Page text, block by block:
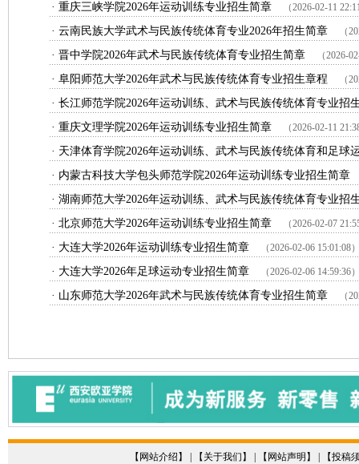
· 重庆三峡学院2026年运动训练专业招生简章 （2026-02-11
· 云南民族大学武术与民族传统体育专业2026年招生简章 （
· 晋中学院2026年武术与民族传统体育专业招生简章 （2026-
· 阜阳师范大学2026年武术与民族传统体育专业招生章程 （
· 长江师范学院2026年运动训练、武术与民族传统体育专业招
· 重庆文理学院2026年运动训练专业招生简章 （2026-02-11
· 天津体育学院2026年运动训练、武术与民族传统体育和足球
· 内蒙古科技大学包头师范学院2026年运动训练专业招生简章
· 湖南师范大学2026年运动训练、武术与民族传统体育专业招
· 北京师范大学2026年运动训练专业招生简章 （2026-02-07
· 大连大学2026年运动训练专业招生简章 （2026-02-06 15:01:08
· 大连大学2026年足球运动专业招生简章 （2026-02-06 14:59:36
· 山东师范大学2026年武术与民族传统体育专业招生简章 （
【 网站介绍 】 | 【 关于我们 】 | 【 网站声明 】 | 【投稿